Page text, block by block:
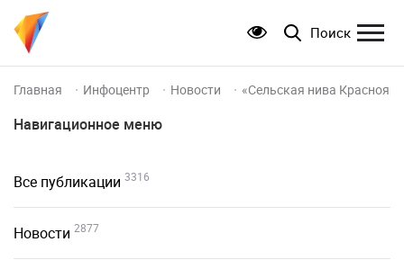
Поиск
Главная Инфоцентр Новости «Сельская нива
Навигационное меню
Все публикации 3316
Новости 2877